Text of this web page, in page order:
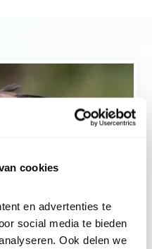
cookies
en advertenties te
social media te bieden
Ook delen we